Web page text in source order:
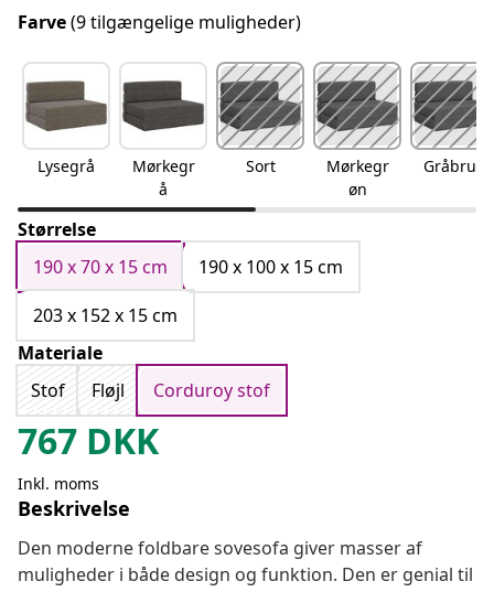
Farve(9 tilgængelige muligheder)
Lysegrå
Mørkegr
å
Sort
Mørkegr
øn
Gråbrun
Størrelse
190 x 70 x 15 cm
190 x 100 x 15 cm
203 x 152 x 15 cm
Materiale
Stof
Fløjl Corduroy stof
767 DKK
Inkl. moms
Beskrivelse
Den moderne foldbare sovesofa giver masser af
muligheder i både design og funktion. Den er genial til